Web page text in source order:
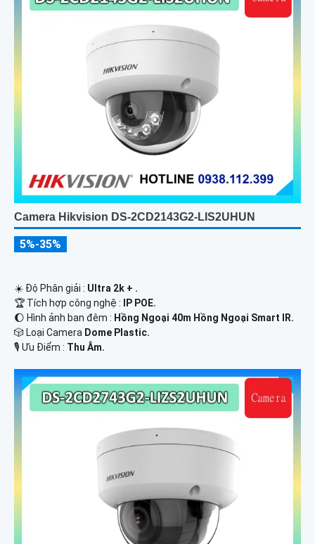
Camera Hikvision DS-2CD2143G2-LIS2UHUN
5%-35%
☀️ Độ Phân giải : Ultra 2k + .
🏆 Tích hợp công nghệ :
IP POE.
🌔 Hình ảnh ban đêm : Hồng Ngoại 40m Hồng Ngoại Smart IR.
🎲 Loại Camera Dome Plastic.
️🎙 Ưu Điểm : Thu Âm.